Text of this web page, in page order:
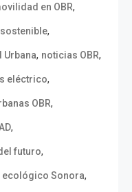
en OBR,
,
Urbana, noticias OBR,
eléctrico,
OBR,
,
futuro,
Sonora,